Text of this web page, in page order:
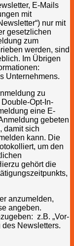
E-Mails
mit
nur mit
gesetzlichen
zum
werden, sind
Im Übrigen
Unternehmens.
zu
Opt-In-
eine E-
gebeten
damit sich
kann. Die
um den
gehört die
anzumelden,
angeben.
z.B. „Vor-
Newsletters.